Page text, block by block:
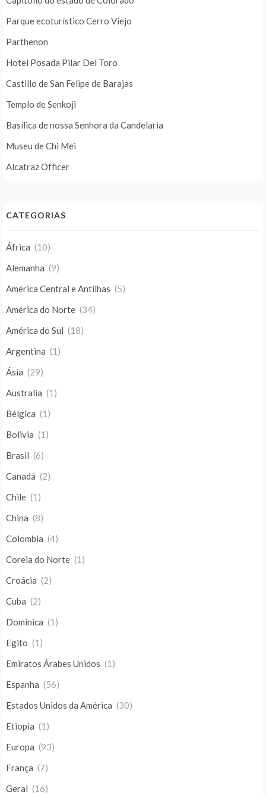
Parque ecoturístico Cerro Viejo
Parthenon
Hotel Posada Pilar Del Toro
Castillo de San Felipe de Barajas
Templo de Senkoji
Basílica de nossa Senhora da Candelaria
Museu de Chi Mei
Alcatraz Officer
CATEGORIAS
África (10)
Alemanha (9)
América Central e Antilhas (5)
América do Norte (34)
América do Sul (18)
Argentina (1)
Ásia (29)
Australia (1)
Bélgica (1)
Bolivia (1)
Brasil (6)
Canadá (2)
Chile (1)
China (8)
Colombia (4)
Coreia do Norte (1)
Croácia (2)
Cuba (2)
Dominica (1)
Egito (1)
Emiratos Árabes Unidos (1)
Espanha (56)
Estados Unidos da América (30)
Etiopia (1)
Europa (93)
França (7)
Geral (16)